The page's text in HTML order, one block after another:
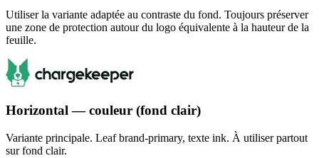
Utiliser la variante adaptée au contraste du fond. Toujours préserver
une zone de protection autour du logo équivalente à la hauteur de la
feuille.
Horizontal — couleur (fond clair)
Variante principale. Leaf brand-primary, texte ink. À utiliser partout
sur fond clair.